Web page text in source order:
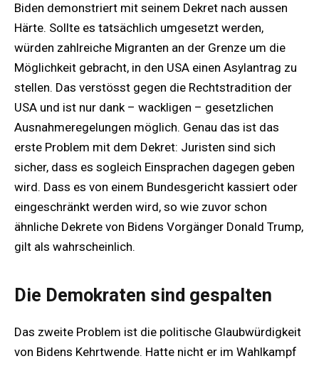
Biden demonstriert mit seinem Dekret nach aussen
Härte. Sollte es tatsächlich umgesetzt werden,
würden zahlreiche Migranten an der Grenze um die
Möglichkeit gebracht, in den USA einen Asylantrag zu
stellen. Das verstösst gegen die Rechtstradition der
USA und ist nur dank – wackligen – gesetzlichen
Ausnahmeregelungen möglich. Genau das ist das
erste Problem mit dem Dekret: Juristen sind sich
sicher, dass es sogleich Einsprachen dagegen geben
wird. Dass es von einem Bundesgericht kassiert oder
eingeschränkt werden wird, so wie zuvor schon
ähnliche Dekrete von Bidens Vorgänger Donald Trump,
gilt als wahrscheinlich.
Die Demokraten sind gespalten
Das zweite Problem ist die politische Glaubwürdigkeit
von Bidens Kehrtwende. Hatte nicht er im Wahlkampf